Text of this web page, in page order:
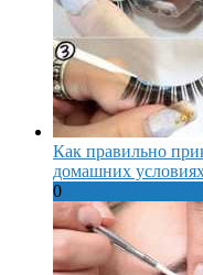
Как правильно
домашних
0